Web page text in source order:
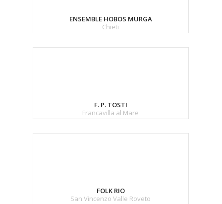
ENSEMBLE HOBOS MURGA
Chieti
F. P. TOSTI
Francavilla al Mare
FOLK RIO
San Vincenzo Valle Roveto